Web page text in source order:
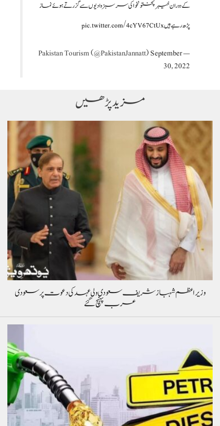
کے دوران خیبرپختونخوا کی سرسبز وادیوں سے گزرتے ہوئے نماز
پڑھ رہے ہیںpic.twitter.com/4cYV67CtUx
— Pakistan Tourism (@PakistanJannatt)
September
30, 2022
مزید پڑھیں
وزیراعظم شہباز شریف سعودی ولی عہد کی دعوت پر سعودی
عرب پہنچ گئے